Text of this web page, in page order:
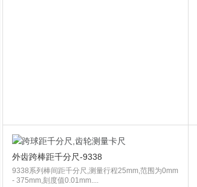
外齿跨棒距千分尺-9338
9338系列棒间距千分尺,测量行程25mm,范围为0mm
- 375mm,刻度值0.01mm....